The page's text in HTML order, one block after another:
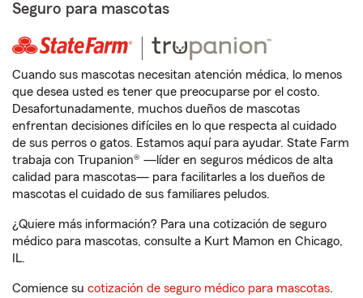
Seguro para mascotas
Cuando sus mascotas necesitan atención médica, lo menos
que desea usted es tener que preocuparse por el costo.
Desafortunadamente, muchos dueños de mascotas
enfrentan decisiones difíciles en lo que respecta al cuidado
de sus perros o gatos. Estamos aquí para ayudar. State Farm
trabaja con Trupanion® —líder en seguros médicos de alta
calidad para mascotas— para facilitarles a los dueños de
mascotas el cuidado de sus familiares peludos.
¿Quiere más información? Para una cotización de seguro
médico para mascotas, consulte a Kurt Mamon en Chicago,
IL.
Comience su cotización de seguro médico para mascotas.